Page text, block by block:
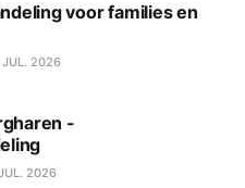
voor families en
JUL. 2026
-
2026